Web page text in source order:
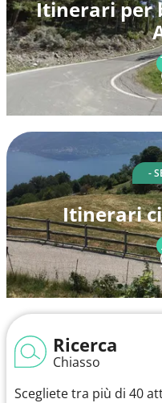
Itinerari per
-
Itinerari
Ricerca
Chiasso
Scegliete tra più di 40